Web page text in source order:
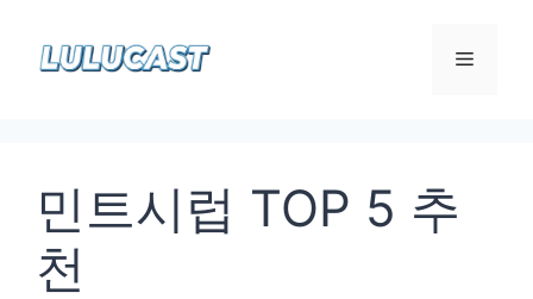
메
민트시럽 TOP 5 추
천